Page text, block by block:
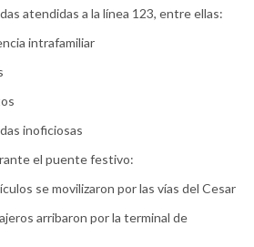
atendidas a la línea 123, entre ellas:
intrafamiliar
inoficiosas
el puente festivo:
se movilizaron por las vías del Cesar
arribaron por la terminal de